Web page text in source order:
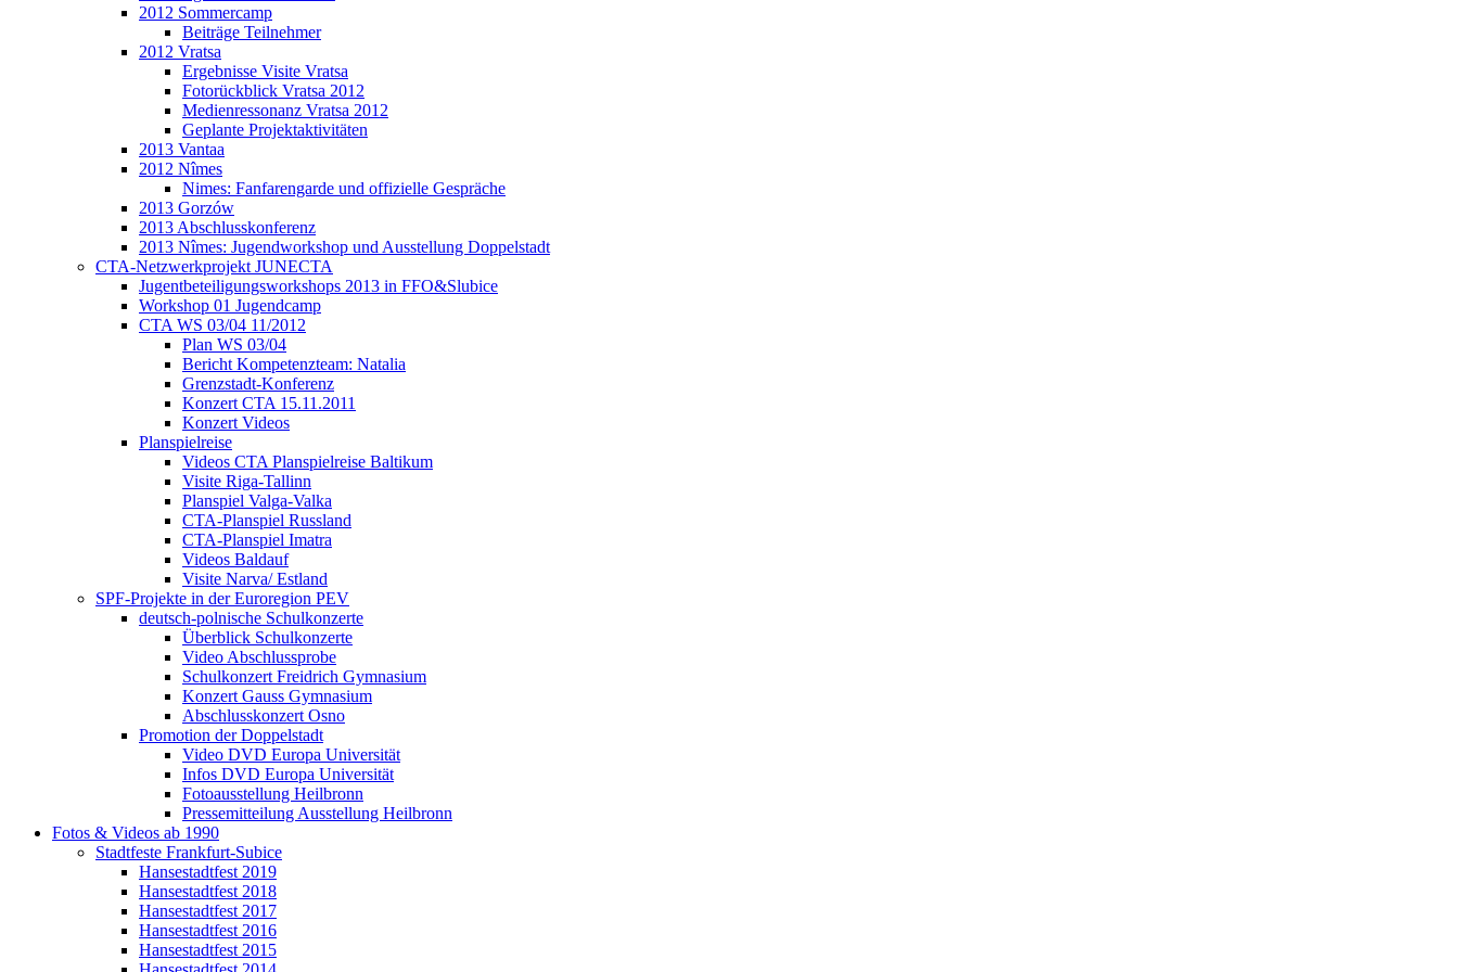
2012 Sommercamp
Beiträge Teilnehmer
2012 Vratsa
Ergebnisse Visite Vratsa
Fotorückblick Vratsa 2012
Medienressonanz Vratsa 2012
Geplante Projektaktivitäten
2013 Vantaa
2012 Nîmes
Nimes: Fanfarengarde und offizielle Gespräche
2013 Gorzów
2013 Abschlusskonferenz
2013 Nîmes: Jugendworkshop und Ausstellung Doppelstadt
CTA-Netzwerkprojekt JUNECTA
Jugentbeteiligungsworkshops 2013 in FFO&Slubice
Workshop 01 Jugendcamp
CTA WS 03/04 11/2012
Plan WS 03/04
Bericht Kompetenzteam: Natalia
Grenzstadt-Konferenz
Konzert CTA 15.11.2011
Konzert Videos
Planspielreise
Videos CTA Planspielreise Baltikum
Visite Riga-Tallinn
Planspiel Valga-Valka
CTA-Planspiel Russland
CTA-Planspiel Imatra
Videos Baldauf
Visite Narva/ Estland
SPF-Projekte in der Euroregion PEV
deutsch-polnische Schulkonzerte
Überblick Schulkonzerte
Video Abschlussprobe
Schulkonzert Freidrich Gymnasium
Konzert Gauss Gymnasium
Abschlusskonzert Osno
Promotion der Doppelstadt
Video DVD Europa Universität
Infos DVD Europa Universität
Fotoausstellung Heilbronn
Pressemitteilung Ausstellung Heilbronn
Fotos & Videos ab 1990
Stadtfeste Frankfurt-Subice
Hansestadtfest 2019
Hansestadtfest 2018
Hansestadtfest 2017
Hansestadtfest 2016
Hansestadtfest 2015